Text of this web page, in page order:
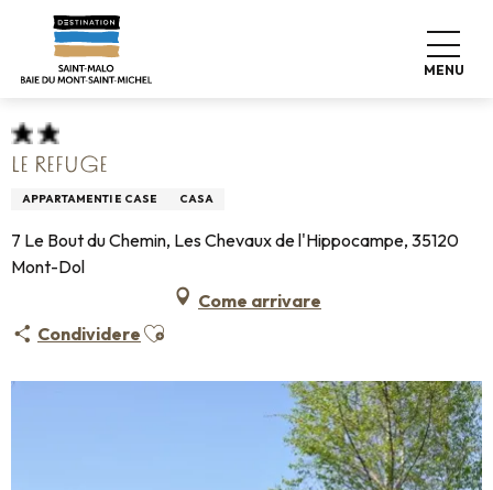
contenu
MENU
Home Pro & Stampa
Info sulla sistemazione +
Alloggio turistico arredato
LE REFUGE
APPARTAMENTI E CASE CASA
7 Le Bout du Chemin, Les Chevaux de l'Hippocampe, 35120
Mont-Dol
Come arrivare
Condividere Ajouter aux favoris